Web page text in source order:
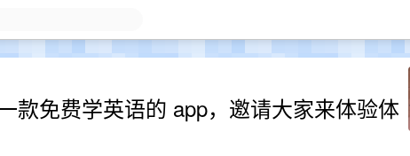
款免费学英语的 app，邀请大家来体验体